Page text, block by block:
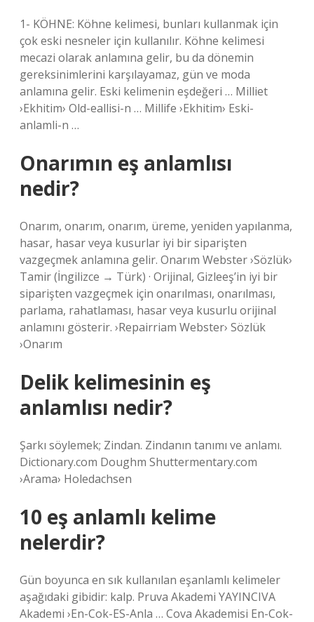
1- KÖHNE: Köhne kelimesi, bunları kullanmak için
çok eski nesneler için kullanılır. Köhne kelimesi
mecazi olarak anlamına gelir, bu da dönemin
gereksinimlerini karşılayamaz, gün ve moda
anlamına gelir. Eski kelimenin eşdeğeri … Milliet
›Ekhitim› Old-eallisi-n … Millife ›Ekhitim› Eski-
anlamli-n …
Onarımın eş anlamlısı
nedir?
Onarım, onarım, onarım, üreme, yeniden yapılanma,
hasar, hasar veya kusurlar iyi bir siparişten
vazgeçmek anlamına gelir. Onarım Webster ›Sözlük›
Tamir (İngilizce → Türk) · Orijinal, Gizleeş’in iyi bir
siparişten vazgeçmek için onarılması, onarılması,
parlama, rahatlaması, hasar veya kusurlu orijinal
anlamını gösterir. ›Repairriam Webster› Sözlük
›Onarım
Delik kelimesinin eş
anlamlısı nedir?
Şarkı söylemek; Zindan. Zindanın tanımı ve anlamı.
Dictionary.com Doughm Shuttermentary.com
›Arama› Holedachsen
10 eş anlamlı kelime
nelerdir?
Gün boyunca en sık kullanılan eşanlamlı kelimeler
aşağıdaki gibidir: kalp. Pruva Akademi YAYINCIVA
Akademi ›En-Cok-ES-Anla … Cova Akademisi En-Cok-